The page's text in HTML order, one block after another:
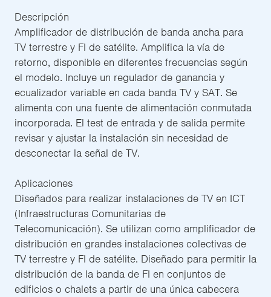
Descripción
Amplificador de distribución de banda ancha para
TV terrestre y FI de satélite. Amplifica la vía de
retorno, disponible en diferentes frecuencias según
el modelo. Incluye un regulador de ganancia y
ecualizador variable en cada banda TV y SAT. Se
alimenta con una fuente de alimentación conmutada
incorporada. El test de entrada y de salida permite
revisar y ajustar la instalación sin necesidad de
desconectar la señal de TV.
Aplicaciones
Diseñados para realizar instalaciones de TV en ICT
(Infraestructuras Comunitarias de
Telecomunicación). Se utilizan como amplificador de
distribución en grandes instalaciones colectivas de
TV terrestre y FI de satélite. Diseñado para permitir la
distribución de la banda de FI en conjuntos de
edificios o chalets a partir de una única cabecera